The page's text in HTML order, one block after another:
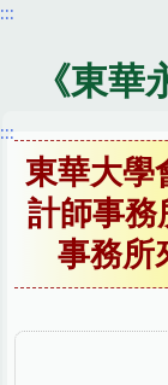
跳
內
區
:::
《東華
:::
東華大學
計師事務
事務所